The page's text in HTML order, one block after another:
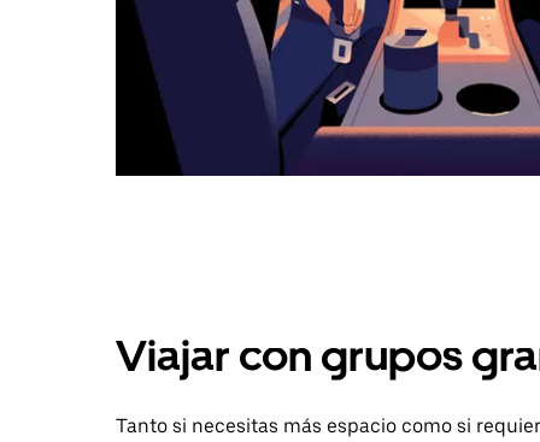
Viajar con grupos
Tanto si necesitas más espacio como si